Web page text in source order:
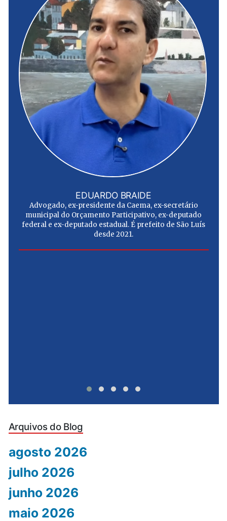
EDUARDO BRAIDE
Advogado, ex-presidente da Caema, ex-secretário
municipal do Orçamento Participativo, ex-deputado
federal e ex-deputado estadual. É prefeito de São Luís
desde 2021.
Arquivos do Blog
agosto 2026
julho 2026
junho 2026
maio 2026